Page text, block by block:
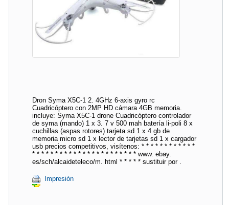
Dron Syma X5C-1 2. 4GHz 6-axis gyro rc
Cuadricóptero con 2MP HD cámara 4GB memoria.
incluye: Syma X5C-1 drone Cuadricóptero controlador
de syma (mando) 1 x 3. 7 v 500 mah batería li-poli 8 x
cuchillas (aspas rotores) tarjeta sd 1 x 4 gb de
memoria micro sd 1 x lector de tarjetas sd 1 x cargador
usb precios competitivos, visítenos: * * * * * * * * * * * *
* * * * * * * * * * * * * * * * * * * * * * * www. ebay.
es/sch/alcaideteleco/m. html * * * * * sustituir por .
Impresión